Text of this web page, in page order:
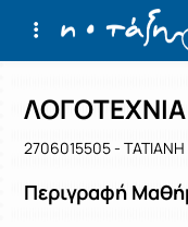
Αρχική Σελίδα
Μάθημα :
Κωδικός :
2706015505 -
Περιγραφή